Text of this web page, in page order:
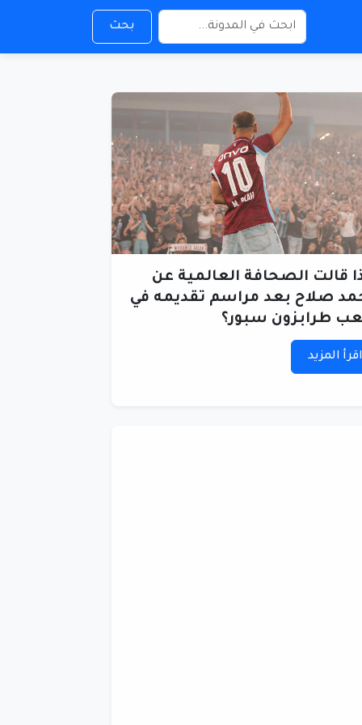
بحث
قالت الصحافة العالمية عن
صلاح بعد مراسم تقديمه في
طرابزون سبور؟
اقرأ المزيد